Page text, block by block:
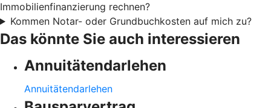
Immobilienfinanzierung rechnen?
Kommen Notar- oder Grundbuchkosten auf mich zu?
Das könnte Sie auch interessieren
Annuitätendarlehen
Annuitätendarlehen